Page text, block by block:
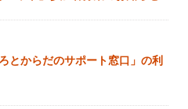
とからだのサポート窓口」の利